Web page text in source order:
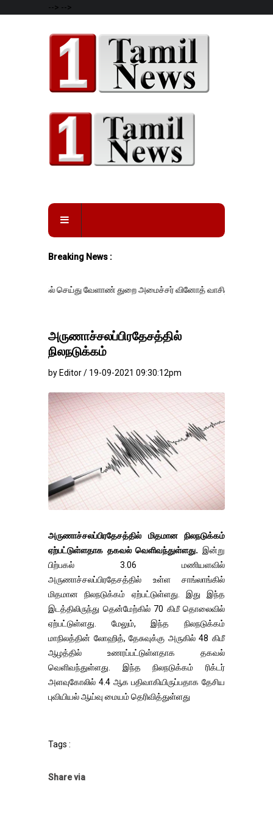
--> -->
Breaking News :
வேளாண் துறை அமைச்சர் வினோத் வாசித்து வருகிறார். �.
அருணாச்சலப்பிரதேசத்தில்
நிலநடுக்கம்
by Editor / 19-09-2021 09:30:12pm
அருணாச்சலப்பிரதேசத்தில் மிதமான நிலநடுக்கம்
ஏற்பட்டுள்ளதாக தகவல் வெளிவந்துள்ளது. இன்று
பிற்பகல் 3.06 மணியளவில்
அருணாச்சலப்பிரதேசத்தில் உள்ள சாங்லாங்கில்
மிதமான நிலநடுக்கம் ஏற்பட்டுள்ளது. இது இந்த
இடத்திலிருந்து தென்மேற்கில் 70 கிமீ தொலைவில்
ஏற்பட்டுள்ளது. மேலும், இந்த நிலநடுக்கம்
மாநிலத்தின் லோஹித், தேசுவுக்கு அருகில் 48 கிமீ
ஆழத்தில் உணரப்பட்டுள்ளதாக தகவல்
வெளிவந்துள்ளது. இந்த நிலநடுக்கம் ரிக்டர்
அளவுகோலில் 4.4 ஆக பதிவாகியிருப்பதாக தேசிய
புவியியல் ஆய்வு மையம் தெரிவித்துள்ளது
Tags :
Share via